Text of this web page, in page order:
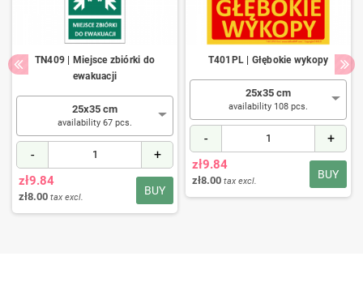
TN409 | Miejsce zbiórki do
ewakuacji
25x35 cm
availability 67 pcs.
- +
BUY
zł9.84
zł8.00 tax excl.
T401PL | Głębokie wykopy
25x35 cm
availability 108 pcs.
- +
BUY
zł9.84
zł8.00 tax excl.